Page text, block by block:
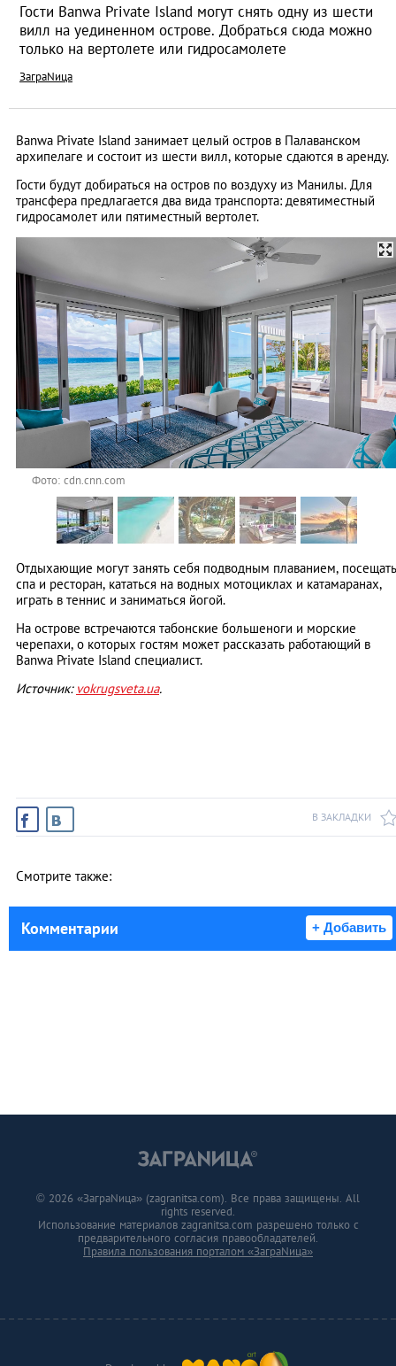
Гости Banwa Private Island могут снять одну из шести
вилл на уединенном острове. Добраться сюда можно
только на вертолете или гидросамолете
ЗаграNица
Banwa Private Island занимает целый остров в Палаванском
архипелаге и состоит из шести вилл, которые сдаются в аренду.
Гости будут добираться на остров по воздуху из Манилы. Для
трансфера предлагается два вида транспорта: девятиместный
гидросамолет или пятиместный вертолет.
Фото: cdn.cnn.com
Отдыхающие могут занять себя подводным плаванием, посещать
спа и ресторан, кататься на водных мотоциклах и катамаранах,
играть в теннис и заниматься йогой.
На острове встречаются табонские большеноги и морские
черепахи, о которых гостям может рассказать работающий в
Banwa Private Island специалист.
Источник: vokrugsveta.ua.
В ЗАКЛАДКИ
Смотрите также:
Комментарии + Добавить
© 2026 «ЗаграNица» (zagranitsa.com). Все права защищены. All
rights reserved.
Использование материалов zagranitsa.com разрешено только с
предварительного согласия правообладателей.
Правила пользования порталом «ЗаграNица»